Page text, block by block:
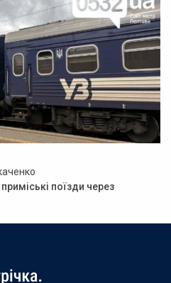
поїзди через